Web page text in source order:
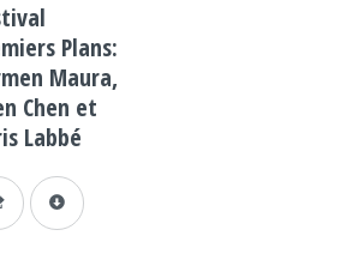
Plans:
Maura,
Chen et
Labbé